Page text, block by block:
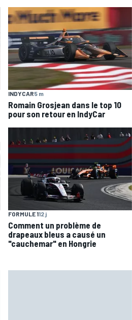
INDYCAR5 m
Romain Grosjean dans le top 10
pour son retour en IndyCar
FORMULE 112 j
Comment un problème de
drapeaux bleus a causé un
"cauchemar" en Hongrie